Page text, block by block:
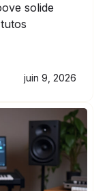
solide
juin 9, 2026